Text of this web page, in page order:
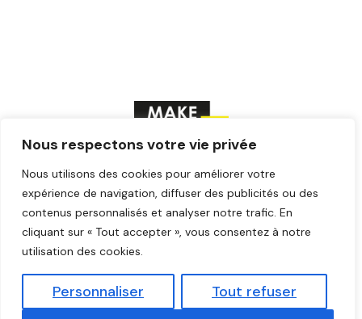
Nous respectons votre vie privée
Nous utilisons des cookies pour améliorer votre
expérience de navigation, diffuser des publicités ou des
contenus personnalisés et analyser notre trafic. En
cliquant sur « Tout accepter », vous consentez à notre
utilisation des cookies.
Personnaliser
Tout refuser
F
a
c
e
b
o
o
k
T
w
i
t
t
r
Y
o
u
t
u
e
I
n
s
t
a
r
a
m
L
i
n
k
e
i
n
© Make ICI – Tous droits réservés